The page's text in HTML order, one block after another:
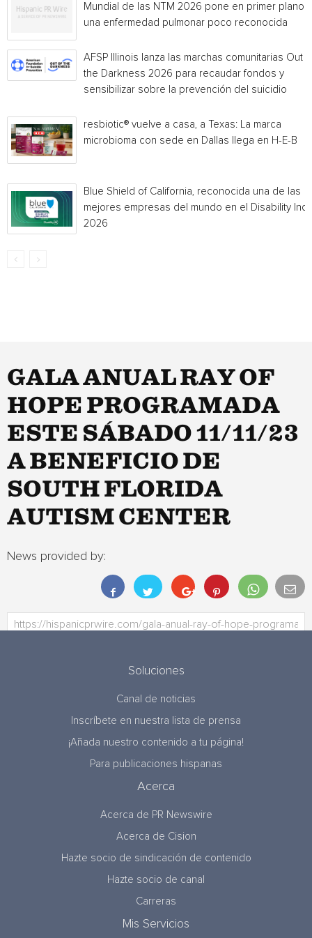
Mundial de las NTM 2026 pone en primer plano
una enfermedad pulmonar poco reconocida
AFSP Illinois lanza las marchas comunitarias Out
the Darkness 2026 para recaudar fondos y
sensibilizar sobre la prevención del suicidio
resbiotic® vuelve a casa, a Texas: La marca
microbioma con sede en Dallas llega en H-E-B
Blue Shield of California, reconocida una de las
mejores empresas del mundo en el Disability
2026
GALA ANUAL RAY OF
HOPE PROGRAMADA
ESTE SÁBADO 11/11/23
A BENEFICIO DE
SOUTH FLORIDA
AUTISM CENTER
News provided by:
Soluciones
Canal de noticias
Inscríbete en nuestra lista de prensa
¡Añada nuestro contenido a tu página!
Para publicaciones hispanas
Acerca
Acerca de PR Newswire
Acerca de Cision
Hazte socio de sindicación de contenido
Hazte socio de canal
Carreras
Mis Servicios